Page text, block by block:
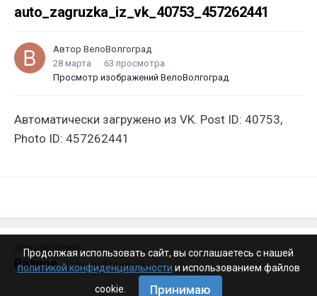
auto_zagruzka_iz_vk_40753_457262441
Автор ВелоВолгоград
28 марта
63 просмотра
Просмотр изображений ВелоВолгоград
Автоматически загружено из VK. Post ID: 40753,
Photo ID: 457262441
ИЗ КАТЕГОРИИ:
Разное · 4 199 изображений
Продолжая использовать сайт, вы соглашаетесь с нашей
политикой конфиденциальности и использованием файлов
cookie.
Принимаю